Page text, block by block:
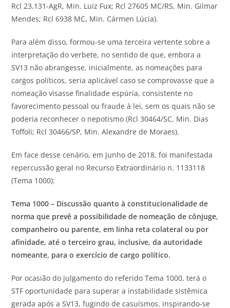
Rcl 23.131-AgR, Min. Luiz Fux; Rcl 27605 MC/RS, Min. Gilmar
Mendes; Rcl 6938 MC, Min. Cármen Lúcia).
Para além disso, formou-se uma terceira vertente sobre a
interpretação do verbete, no sentido de que, embora a
SV13 não abrangesse, inicialmente, as nomeações para
cargos políticos, seria aplicável caso se comprovasse que a
nomeação visasse finalidade espúria, consistente no
favorecimento pessoal ou fraude à lei, sem os quais não se
poderia reconhecer o nepotismo (Rcl 30464/SC, Min. Dias
Toffoli; Rcl 30466/SP, Min. Alexandre de Moraes).
Em face desse cenário, em junho de 2018, foi manifestada
repercussão geral no Recurso Extraordinário n. 1133118
(Tema 1000):
Tema 1000 – Discussão quanto à constitucionalidade de
norma que prevê a possibilidade de nomeação de cônjuge,
companheiro ou parente, em linha reta colateral ou por
afinidade, até o terceiro grau, inclusive, da autoridade
nomeante, para o exercício de cargo político.
Por ocasião do julgamento do referido Tema 1000, terá o
STF oportunidade para superar a instabilidade sistêmica
gerada após a SV13, fugindo de casuísmos, inspirando-se